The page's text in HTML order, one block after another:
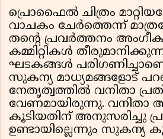
പ്രൊഫൈൽ ചിത്രം
വാചകം ചേർത്തെന്ന്
തന്‍റെ പ്രവർത്തനം
കമ്മിറ്റികൾ
ഘടകങ്ങൾ
സുകന്യ മാധ്യമങ്ങളോട്
നേതൃത്വത്തിൽ വനിതാ
വേണമായിരുന്നു. വനിതാ
കൂടിയതിന് അനുസരിച്ചു
ഉണ്ടായില്ലെന്നും സുകന്യ